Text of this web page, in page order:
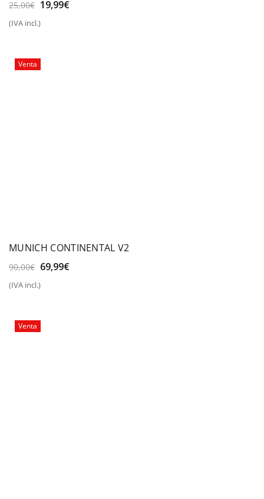
25,00€ El
original
19,99€El
(IVA incl.)
Venta
MUNICH CONTINENTAL V2
90,00€ El
original
69,99€El
(IVA incl.)
Venta